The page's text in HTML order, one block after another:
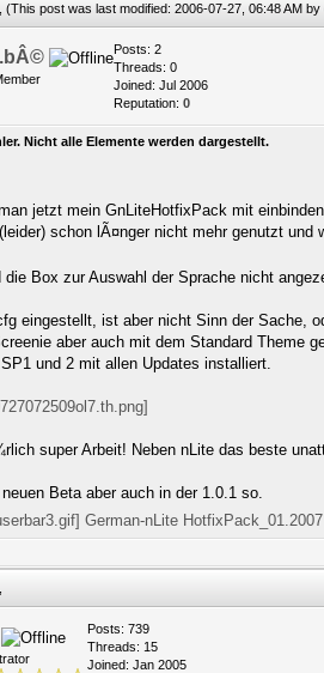
(This post was last modified: 2006-07-27, 06:48 AM by
Posts: 2
Threads: 0
Joined: Jul 2006
Reputation:0
Nicht alle Elemente werden dargestellt.
jetzt mein GnLiteHotfixPack mit
schon lÃ¤nger nicht mehr genutzt
die Box zur Auswahl der Sprache nicht
eingestellt, ist aber nicht Sinn der Sache,
aber auch mit dem Standard Theme
und 2 mit allen Updates installiert.
super Arbeit! Neben nLite das beste
Beta aber auch in der 1.0.1 so.
German-nLite HotfixPack_01.2007
Posts: 739
Threads: 15
Joined: Jan 2005